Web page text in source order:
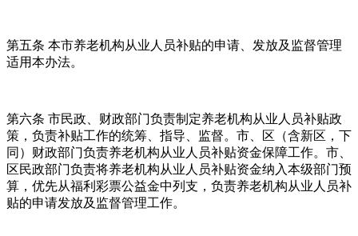
第五条 本市养老机构从业人员补贴的申请、发放及监督管理
适用本办法。
第六条 市民政、财政部门负责制定养老机构从业人员补贴政
策，负责补贴工作的统筹、指导、监督。市、区（含新区，下
同）财政部门负责养老机构从业人员补贴资金保障工作。市、
区民政部门负责将养老机构从业人员补贴资金纳入本级部门预
算，优先从福利彩票公益金中列支，负责养老机构从业人员补
贴的申请发放及监督管理工作。